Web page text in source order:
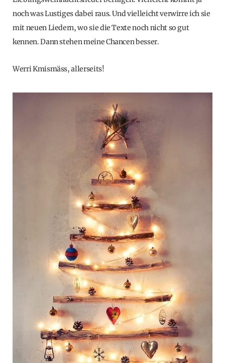
noch was Lustiges dabei raus. Und vielleicht verwirre ich sie
mit neuen Liedern, wo sie die Texte noch nicht so gut
kennen. Dann stehen meine Chancen besser.
Werri Kmismäss, allerseits!